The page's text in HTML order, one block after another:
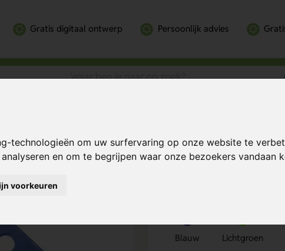
technologieën om uw surfervaring op onze website te
en om te begrijpen waar onze bezoekers vandaan
voorkeuren
Gratis digitaal ontwerp Persoonlijk advies
Bereken mijn prijs Al
Blauw Lichtgroen